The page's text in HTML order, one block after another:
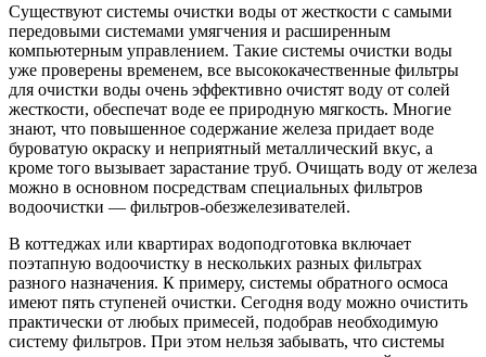
Существуют системы очистки воды от жесткости с самыми
передовыми системами умягчения и расширенным
компьютерным управлением. Такие системы очистки воды
уже проверены временем, все высококачественные фильтры
для очистки воды очень эффективно очистят воду от солей
жесткости, обеспечат воде ее природную мягкость. Многие
знают, что повышенное содержание железа придает воде
буроватую окраску и неприятный металлический вкус, а
кроме того вызывает зарастание труб. Очищать воду от железа
можно в основном посредствам специальных фильтров
водоочистки — фильтров-обезжелезивателей.
В коттеджах или квартирах водоподготовка включает
поэтапную водоочистку в нескольких разных фильтрах
разного назначения. К примеру, системы обратного осмоса
имеют пять ступеней очистки. Сегодня воду можно очистить
практически от любых примесей, подобрав необходимую
систему фильтров. При этом нельзя забывать, что системы